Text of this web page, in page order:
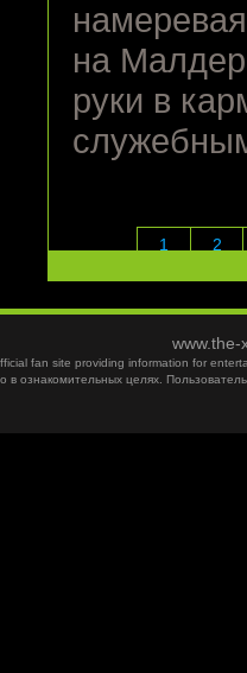
на
руки в
1 2
fan site providing information for
в ознакомительных целях.